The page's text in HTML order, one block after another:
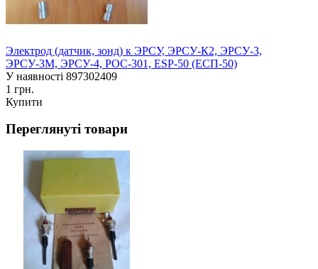
Электрод (датчик, зонд) к ЭРСУ, ЭРСУ-К2, ЭРСУ-3,
ЭРСУ-3М, ЭРСУ-4, РОС-301, ESP-50 (ЕСП-50)
У наявності 897302409
1 грн.
Купити
Переглянуті товари